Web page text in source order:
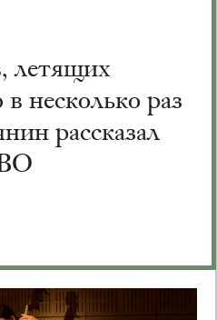
летящих
несколько раз
рассказал